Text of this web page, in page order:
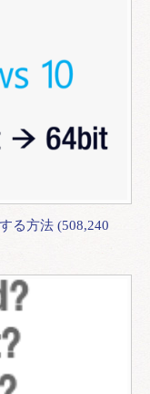
る方法 (508,240